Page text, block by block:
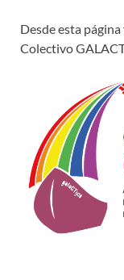
Desde esta
Colectivo